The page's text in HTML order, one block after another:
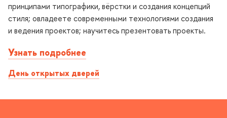
принципами типографики, вёрстки и создания концепций
стиля; овладеете современными технологиями создания
и ведения проектов; научитесь презентовать проекты.
Узнать подробнее
День открытых дверей